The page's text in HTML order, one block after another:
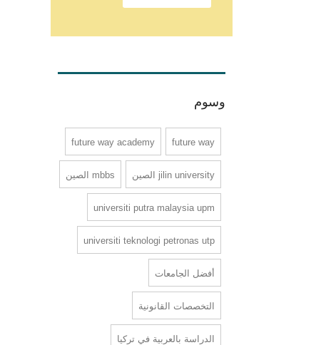
وسوم
future way
future way academy
jilin university الصين mbbs الصين
universiti putra malaysia upm
universiti teknologi petronas utp
أفضل الجامعات
التخصصات القانونية
الدراسة بالعربية في تركيا